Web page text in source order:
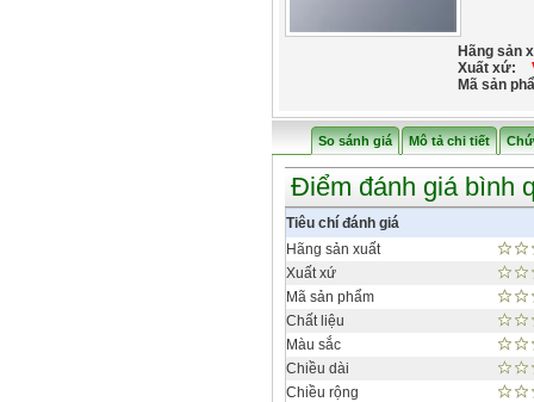
Hãng sản
Xuất xứ:
Mã sản
So sánh giá Mô tả chi tiết
Điểm đánh giá bình
Tiêu chí đánh giá
Hãng sản xuất
Xuất xứ
Mã sản phẩm
Chất liệu
Màu sắc
Chiều dài
Chiều rộng